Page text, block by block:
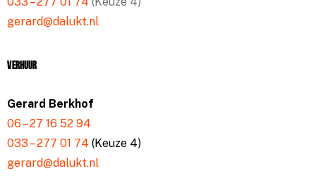
gerard@dalukt.nl
Verhuur
Gerard Berkhof
06 – 27 16 52 94
033 – 277 01 74 (Keuze 4)
gerard@dalukt.nl